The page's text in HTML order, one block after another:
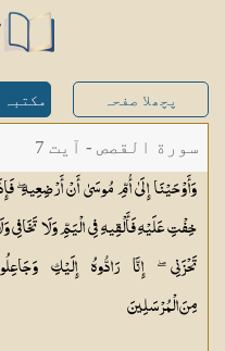
پچھلا صفحہ
سورة القصص - آیت 7
وَأَوْحَيْنَا إِلَىٰ أُمِّ مُوسَىٰ أَنْ أَرْضِعِيهِ
خِفْتِ عَلَيْهِ فَأَلْقِيهِ فِي الْيَمِّ وَلَا تَخَافِي
تَحْزَنِي ۖ إِنَّا رَادُّوهُ إِلَيْكِ
مِنَالْمُرْسَلِينَ